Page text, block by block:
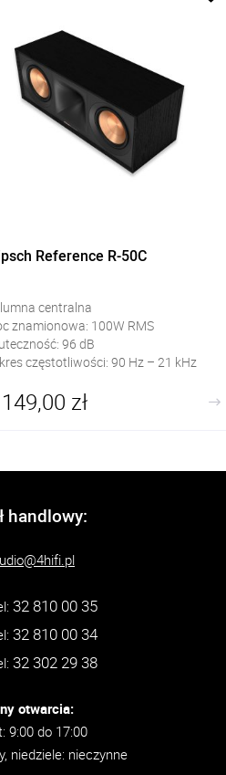
Reference R-50C
centralna
znamionowa: 100W RMS
96 dB
częstotliwości: 90 Hz – 21 kHz
zł
handlowy:
32 810 00 35
32 810 00 34
32 302 29 38
otwarcia:
9:00 do 17:00
niedziele: nieczynne